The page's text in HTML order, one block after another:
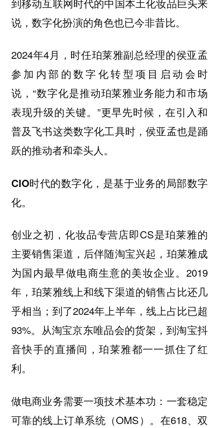
说，数字化扮演的角色也已今非昔比。
2024年4月，时任珀莱雅副总经理的侯亚孟
参加内部的数字化转型项目启动会时
说，“数字化是推动珀莱雅业务能力和市场
表现升级的关键。”更早先时候，在引入和
普及飞书这类数字化工具时，侯亚孟也是踊
跃的推动者和牵头人。
CIO时代的数字化，是基于业务的局部数字
化。
创业之初，化妆品专营店即CS是珀莱雅的
主要销售渠道，后伴随淘宝兴起，珀莱雅成
为国内最早做电商生意的美妆企业。2019
年，珀莱雅线上和线下渠道的销售占比还几
乎相当；到了2024年上半年，线上占比已超
93%。从淘宝京东唯品会的货架，到淘宝抖
音快手的直播间，珀莱雅都一一抓住了红
利。
做电商业务需要一项技术基本功：一套稳定
可靠的线上订单系统（OMS）。在618、双